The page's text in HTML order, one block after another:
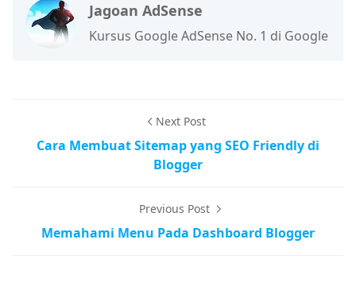
Jagoan AdSense
Kursus Google AdSense No. 1 di Google
Next Post
Cara Membuat Sitemap yang SEO Friendly di
Blogger
Previous Post
Memahami Menu Pada Dashboard Blogger